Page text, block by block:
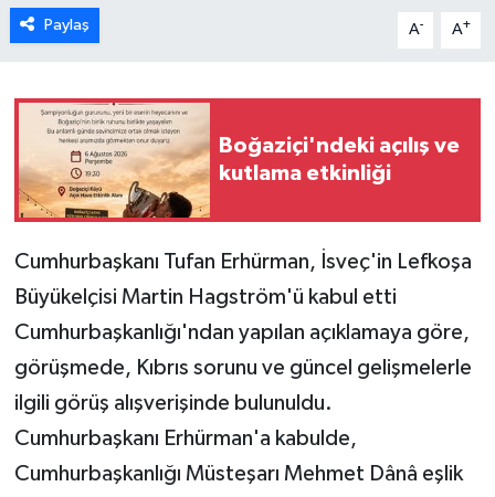
Paylaş A- A+
Boğaziçi'ndeki açılış ve
kutlama etkinliği
Cumhurbaşkanı Tufan Erhürman, İsveç'in Lefkoşa
Büyükelçisi Martin Hagström'ü kabul etti
Cumhurbaşkanlığı'ndan yapılan açıklamaya göre,
görüşmede, Kıbrıs sorunu ve güncel gelişmelerle
ilgili görüş alışverişinde bulunuldu.
Cumhurbaşkanı Erhürman'a kabulde,
Cumhurbaşkanlığı Müsteşarı Mehmet Dânâ eşlik
GİRNE
GÜNEY KIBRIS
İÇ HABERLER
KÜLTÜR SANAT
LEFKOŞA
MAGAZİN
Nöbetçi Eczaneler